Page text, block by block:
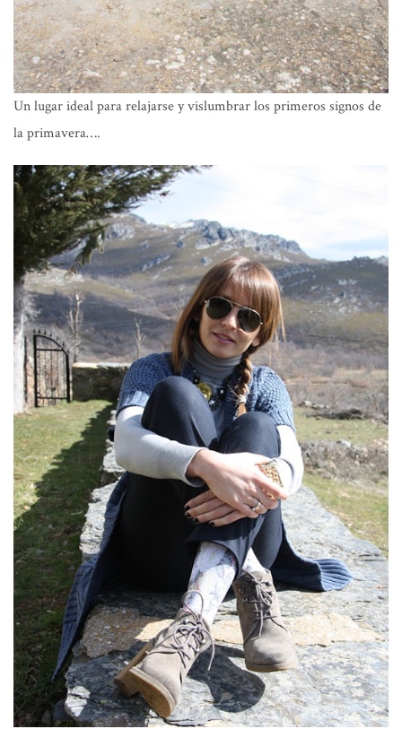
Un lugar ideal para relajarse y vislumbrar los primeros signos de
la primavera….